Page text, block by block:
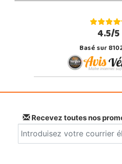
4.5/5
Basé sur
Recevez toutes nos